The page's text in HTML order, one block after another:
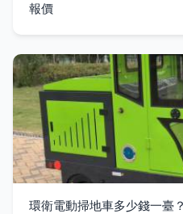
報價
環衛電動掃地車多少錢一臺